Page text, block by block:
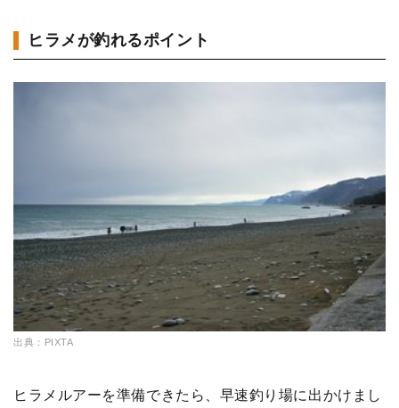
ヒラメが釣れるポイント
出典：PIXTA
ヒラメルアーを準備できたら、早速釣り場に出かけまし